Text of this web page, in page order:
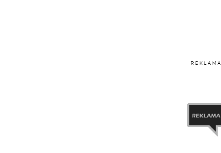
REKLAMA